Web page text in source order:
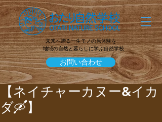
未来へ贈る一生モノの原体験を
地域の自然と暮らしに学ぶ自然学校
お問い合わせ
【ネイチャーカヌー&イカ
ダ🛶】